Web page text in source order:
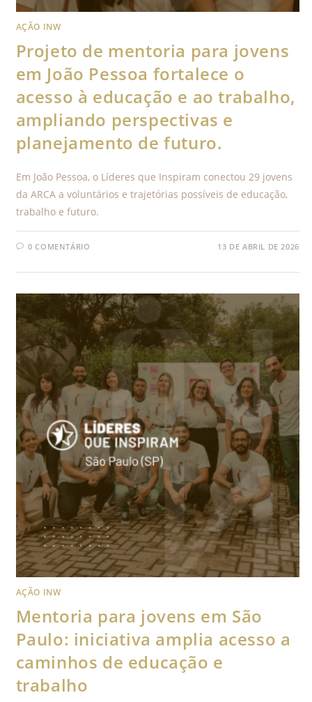
AÇÃO INW
Projeto de mentoria para jovens
em João Pessoa fortalece o
acesso à educação e ao trabalho,
ampliando perspectivas e
planejamento de futuro.
Em João Pessoa, o Líderes que Inspiram conectou 29 jovens
da ARCA a voluntários e trajetórias possíveis de educação,
trabalho e futuro.
0 COMENTÁRIO 13 DE ABRIL DE 2026
AÇÃO INW
Mentoria para jovens em São
Paulo: iniciativa amplia acesso a
caminhos de educação e
trabalho